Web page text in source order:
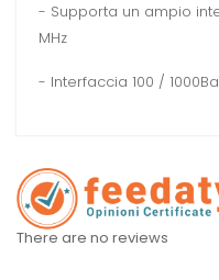
- Supporta un ampio
MHz
- Interfaccia 100 /
There are no reviews